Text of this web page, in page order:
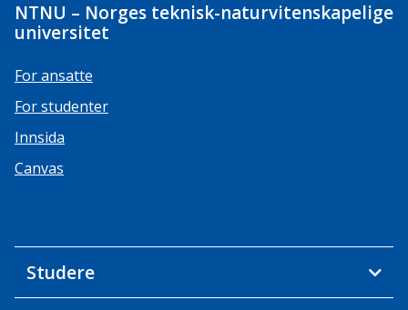
NTNU – Norges teknisk-naturvitenskapelige
universitet
For ansatte
For studenter
Innsida
Canvas
Studere